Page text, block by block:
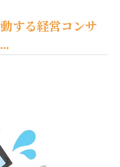
する経営コンサ